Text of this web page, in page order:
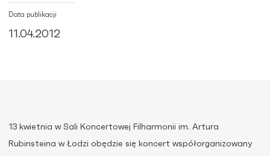
Data publikacji
11.04.2012
13 kwietnia w Sali Koncertowej Filharmonii im. Artura
Rubinsteina w Łodzi obędzie się koncert współorganizowany